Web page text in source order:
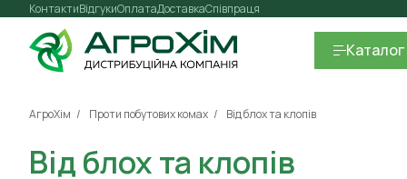
Контакти Оплата
Відгуки ДоставкаСпівпраця
Каталог
АгроХім Проти побутових комах Від блох та клопів
Від блох та клопів